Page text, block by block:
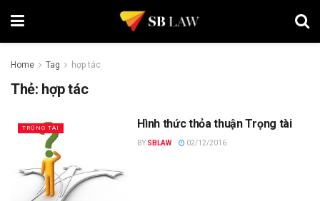
Home Tag hợp tác
Thẻ: hợp tác
TRỌNG TÀI Hình thức thỏa thuận Trọng tài
BY SBLAW 02/12/2016